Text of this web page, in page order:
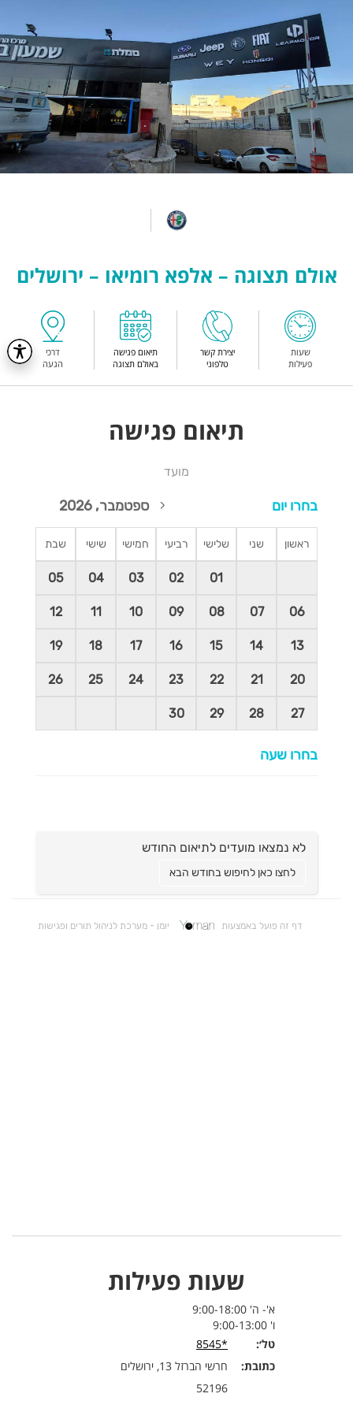
אולם תצוגה – אלפא רומיאו – ירושלים
שעות
פעילות
יצירת קשר
טלפוני
תיאום פגישה
באולם תצוגה
דרכי
הגעה
תיאום פגישה
שעות פעילות
א'- ה' 9:00-18:00
ו' 9:00-13:00
טל׳:
*8545
כתובת:
חרשי הברזל 13, ירושלים
52196